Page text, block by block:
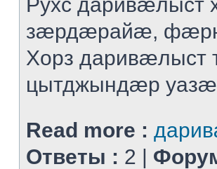
зæрдæрайæ,
Хорз
цытджындæр
Read more :
Ответы : 2 |